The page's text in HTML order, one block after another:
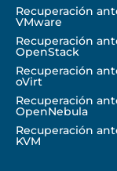
Recuperación
VMware
Recuperación
OpenStack
Recuperación
oVirt
Recuperación
OpenNebula
Recuperación
KVM